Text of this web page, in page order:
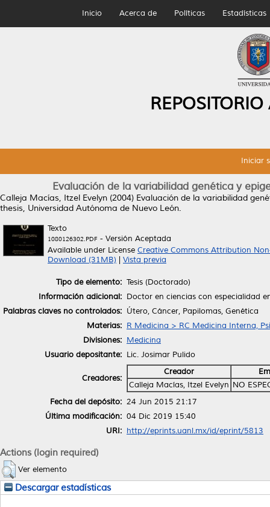
Inicio Acerca de Políticas Estadísticas
Iniciar
Evaluación de la variabilidad genética y
Calleja Macías, Itzel Evelyn (2004) Evaluación de la variabilidad
thesis, Universidad Autónoma de Nuevo León.
Texto
1080126302.PDF - Versión Aceptada
Available under License Creative Commons Attribution
Download (31MB)
Vista previa
Tipo de elemento: Tesis (Doctorado)
Información adicional: Doctor en ciencias con especialidad
Palabras claves no controlados: Útero, Cáncer, Papilomas, Genética
Materias: R Medicina > RC Medicina Interna,
Divisiones: Medicina
Usuario depositante: Lic. Josimar Pulido
Creadores:
Creador
Calleja Macías, Itzel Evelyn NO
Fecha del depósito: 24 Jun 2015 21:17
Última modificación: 04 Dic 2019 15:40
URI: http://eprints.uanl.mx/id/eprint/5813
Actions (login required)
Ver elemento
Descargar estadísticas